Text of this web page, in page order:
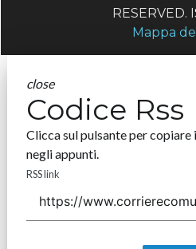
RESERVED.
Mappa
close
Codice Rss
Clicca sul pulsante per copiare
negli appunti.
RSS link